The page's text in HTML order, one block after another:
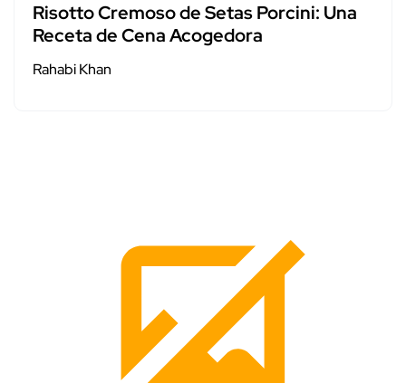
Risotto Cremoso de Setas Porcini: Una
Receta de Cena Acogedora
Rahabi Khan